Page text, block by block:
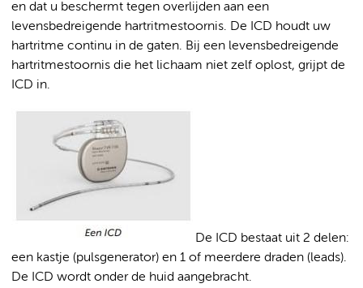
en dat u beschermt tegen overlijden aan een
levensbedreigende hartritmestoornis. De ICD houdt uw
hartritme continu in de gaten. Bij een levensbedreigende
hartritmestoornis die het lichaam niet zelf oplost, grijpt de
ICD in.
De ICD bestaat uit 2 delen:
een kastje (pulsgenerator) en 1 of meerdere draden (leads).
De ICD wordt onder de huid aangebracht.